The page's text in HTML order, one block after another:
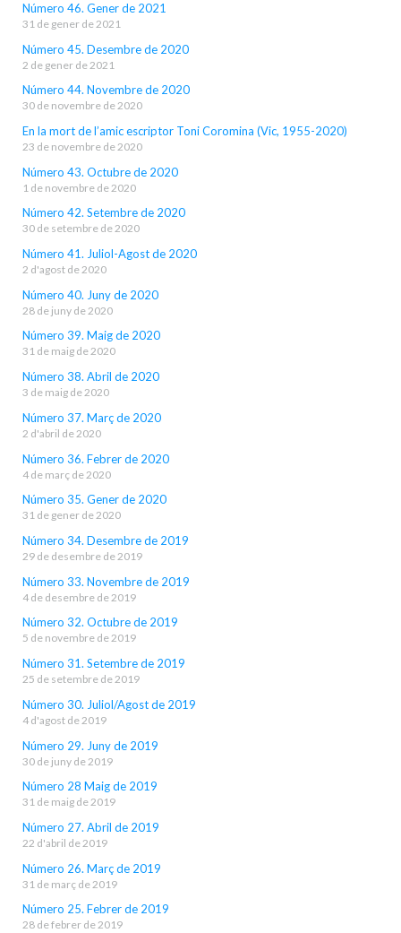
Número 46. Gener de 2021
31 de gener de 2021
Número 45. Desembre de 2020
2 de gener de 2021
Número 44. Novembre de 2020
30 de novembre de 2020
En la mort de l’amic escriptor Toni Coromina (Vic, 1955-2020)
23 de novembre de 2020
Número 43. Octubre de 2020
1 de novembre de 2020
Número 42. Setembre de 2020
30 de setembre de 2020
Número 41. Juliol-Agost de 2020
2 d'agost de 2020
Número 40. Juny de 2020
28 de juny de 2020
Número 39. Maig de 2020
31 de maig de 2020
Número 38. Abril de 2020
3 de maig de 2020
Número 37. Març de 2020
2 d'abril de 2020
Número 36. Febrer de 2020
4 de març de 2020
Número 35. Gener de 2020
31 de gener de 2020
Número 34. Desembre de 2019
29 de desembre de 2019
Número 33. Novembre de 2019
4 de desembre de 2019
Número 32. Octubre de 2019
5 de novembre de 2019
Número 31. Setembre de 2019
25 de setembre de 2019
Número 30. Juliol/Agost de 2019
4 d'agost de 2019
Número 29. Juny de 2019
30 de juny de 2019
Número 28 Maig de 2019
31 de maig de 2019
Número 27. Abril de 2019
22 d'abril de 2019
Número 26. Març de 2019
31 de març de 2019
Número 25. Febrer de 2019
28 de febrer de 2019